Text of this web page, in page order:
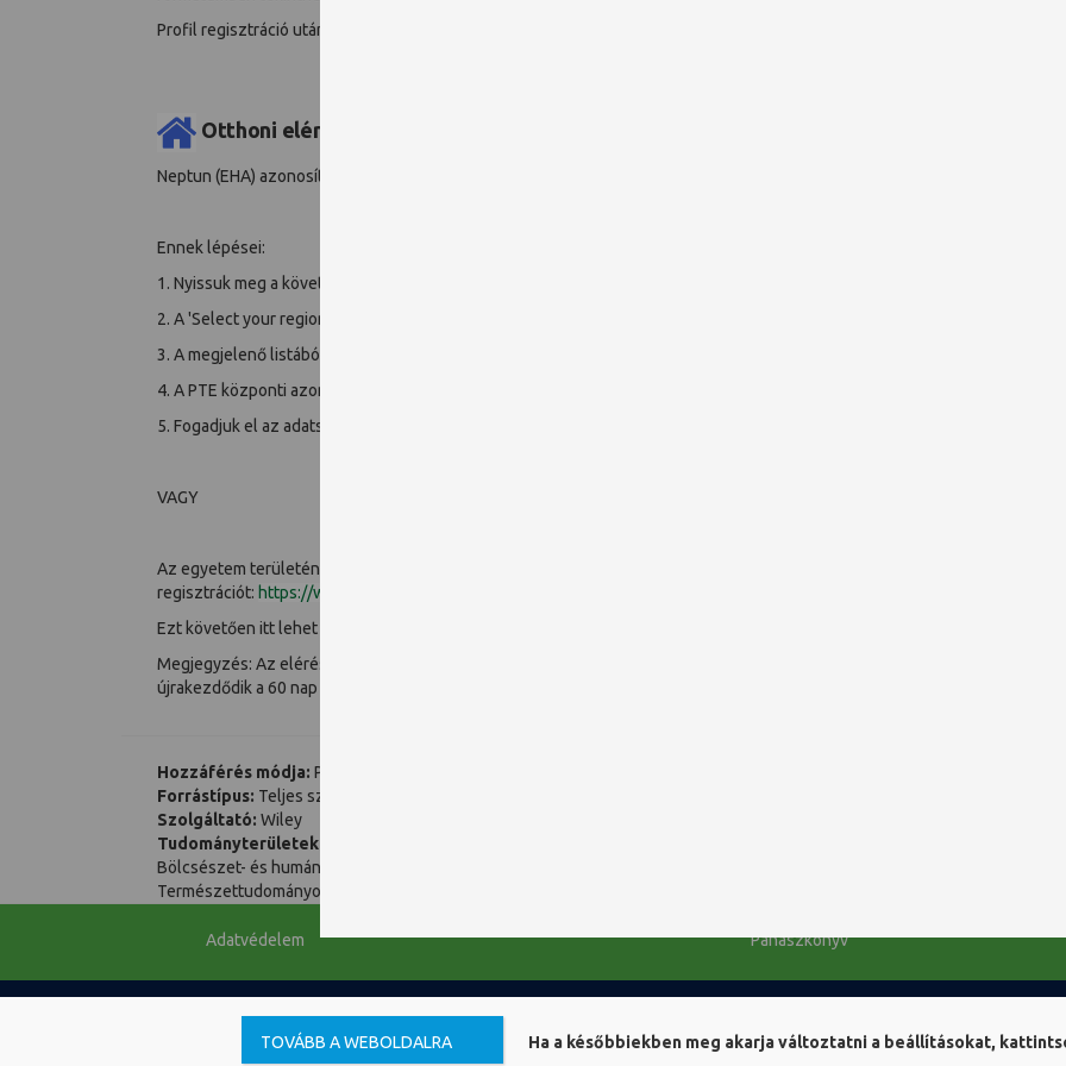
Profil regisztráció után lehet cikkeket és folyóiratokat elmenteni, értesítéseket beállítani.
Otthoni elérés:
Neptun (EHA) azonosító és jelszó megadásával lehetséges.
Ennek lépései:
1. Nyissuk meg a következő oldalt:
2. A 'Select your region/federation' legördülő menüből válasszuk ki a következőt:
3. A megjelenő listából válasszuk ki az intézményünket (University of Pécs)
4. A PTE központi azonosítási oldalon adjuk meg a Neptun (EHA) kódunkat és a hozzá tartozó jelszót.
5. Fogadjuk el az adatszolgáltatást.
VAGY
Az egyetem területén regisztrálni kell egy felhasználói fiókot, aminek adataival ezután otthonról is be lehet jelentkezni az
regisztrációt: https://wiley.scienceconnect.io/register
Ezt követően itt lehet bejelentkezni:
Megjegyzés: Az elérés 60 napig érvényes, ez idő alatt vagy utána be kell lépni az egyetemi hálózaton keresztül is a
újrakezdődik a 60 nap számolása. A határidő lejárta után nem lesz lehetőség a távoli elérésre a következő, hálózaton belüli
Hozzáférés módja: PTE előfizetésű adatbázis
Forrástípus: Teljes szövegű
Szolgáltató: Wiley
Tudományterületek és tudományágak:
Bölcsészet- és humántudományok, művészetek, Műszaki tudományok, Orvos- és egészségtudományok,
Természettudományok
Adatvédelem Panaszkönyv
Copyright © PTE Egyetemi Könyvtár és Tudásközpont 2018. PTE
TOVÁBB A WEBOLDALRA Ha a későbbiekben meg akarja változtatni a beállításokat,